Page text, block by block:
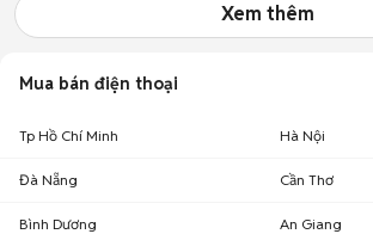
Xem thêm
Mua bán điện thoại
Tp Hồ Chí Minh Hà Nội
Đà Nẵng Cần Thơ
Bình Dương
An Giang